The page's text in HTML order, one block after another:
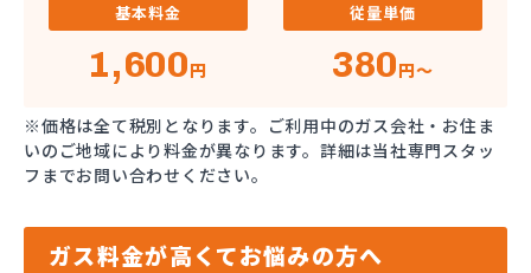
基本料金
1,600円
従量単価
380円～
※価格は全て税別となります。ご利用中のガス会社・お住ま
いのご地域により料金が異なります。詳細は当社専門スタッ
フまでお問い合わせください。
ガス料金が高くてお悩みの方へ